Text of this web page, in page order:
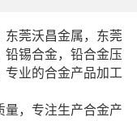
莞沃昌金属，东莞
锡合金，铅合金压
业的合金产品加工
，专注生产合金产